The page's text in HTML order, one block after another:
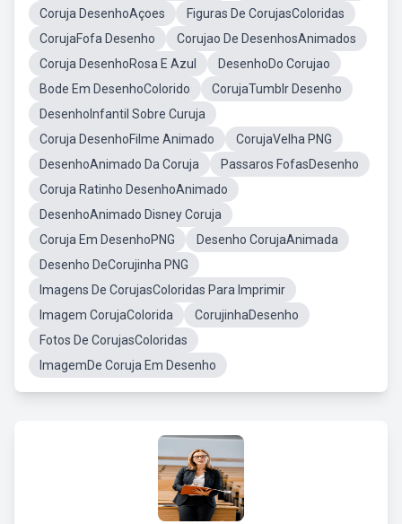
Coruja DesenhoAçoes
Figuras De CorujasColoridas
CorujaFofa Desenho
Corujao De DesenhosAnimados
Coruja DesenhoRosa E Azul
DesenhoDo Corujao
Bode Em DesenhoColorido
CorujaTumblr Desenho
DesenhoInfantil Sobre Curuja
Coruja DesenhoFilme Animado
CorujaVelha PNG
DesenhoAnimado Da Coruja
Passaros FofasDesenho
Coruja Ratinho DesenhoAnimado
DesenhoAnimado Disney Coruja
Coruja Em DesenhoPNG
Desenho CorujaAnimada
Desenho DeCorujinha PNG
Imagens De CorujasColoridas Para Imprimir
Imagem CorujaColorida
CorujinhaDesenho
Fotos De CorujasColoridas
ImagemDe Coruja Em Desenho